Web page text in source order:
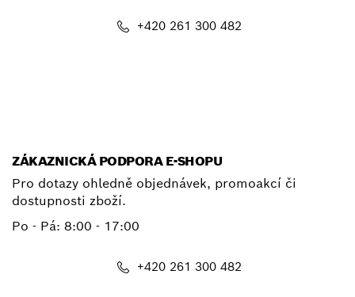
+420 261 300 482
ZÁKAZNICKÁ PODPORA E-SHOPU
Pro dotazy ohledně objednávek, promoakcí či
dostupnosti zboží.
Po - Pá: 8:00 - 17:00
+420 261 300 482